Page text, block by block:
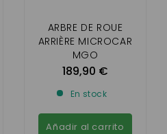
ARBRE DE ROUE
ARRIÈRE MICROCAR
MGO
2/3/4/56,F8C,M8,LIGI
IXO,JS50,JSRC,FLEX,D
UÉ P85, DUÉ 3 (P88
),DUE 5/6
189,90 €
En stock
Añadir al carrito